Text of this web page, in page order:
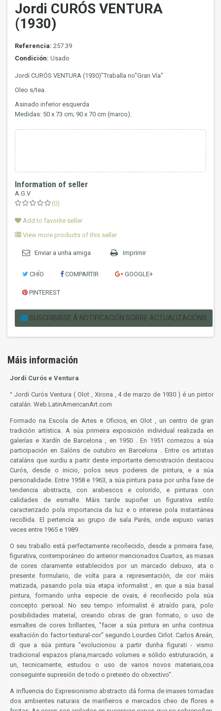
Jordi CURÓS VENTURA
(1930)
Referencia: 257.39
Condición: Usado
Jordi CURÓS VENTURA (1930)"Traballa no"Gran Vía"
Oleo s/tea.
Asinado inferior esquerda
Medidas: 50 x 73 cm; 90 x 70 cm (marco).
Information of seller
A.G.V
(0)
Add to favorite seller
View more products of this seller
Enviar a unha amiga Imprimir
CHÍO COMPARTIR GOOGLE+
PINTEREST
SUSCRIBIRSE Á NOTIFICACIÓN SOBRE ACTUALIZACIÓNS
Máis información
Jordi Curós e Ventura
° Jordi Curós Ventura ( Olot , Xirona , 4 de marzo de 1930 ) é un pintor
catalán. Web.LatinAmericanArt.com
Formado na Escola de Artes e Oficios, en Olot , un centro de gran
tradición artística. A súa primeiraexposición individual realizada en
galerías e Xardín de Barcelona , en 1950 . En 1951 comezou a súa
participación en Salóns de outubro en Barcelona . Entre os artistas
cataláns que xurdiu a partir deste importante demostración destacou
Curós, desde o inicio, polos seus poderes de pintura, e a súa
personalidade. Entre 1958 e 1963, a súapintura pasa por unha fase de
tendencia abstracta, con arabescos e colorido, e pinturas con
calidades de esmalte. Máis tarde supoñer un figurativa estilo
caracterizado pola importancia da
luz e ointerese pola instantánea
recollida. El pertencía aogrupo de sala Parés, onde expuxo varias
veces entre 1965 e 1989.
O seu traballo está perfectamente recoñecido, desde a primeira fase,
figurativa, contemporáneo do anterior mencionados Cuartos, as masas
decores claramente establecidos por un marcadodebuxo, ata o
presente formulario, de volta para a representación, decormáis
matizada, pasando pola súa etapa informalist , en que a súa basal
pintura, formando unha especie de ovais, é recoñecido pola súa
concepto persoal . No seu tempo informalist é atraído para, polo
posibilidades material, creando obras de gran formato, o uso de
esmaltes de cores brillantes, "facer a súa pintura en unha continua
exaltación do factor textural-cor" segundo Lourdes Cirlot. Carlos Areán,
di que a súa pintura "evolucionou a partir dunha figurati - vismo
tradicional espazos plana,marcado volumes e sólido estruturación, a
un, tecnicamente, estudou o uso de varios novos materiais,coa
conseguinte supresión de todo o pretexto do obxectivo".
A influencia do Expresionismo abstracto dá forma deimaxes tomadas
dos ambientes naturais de mariñeiros e mercadoscheo de flores e